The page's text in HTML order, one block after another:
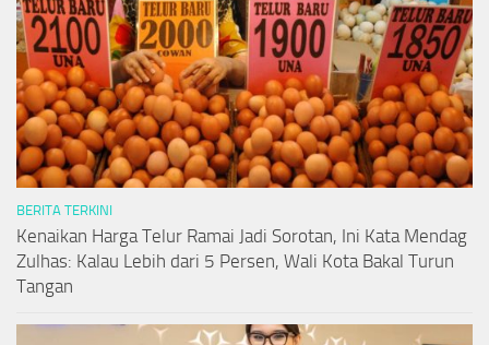
BERITA TERKINI
Kenaikan Harga Telur Ramai Jadi Sorotan, Ini Kata Mendag
Zulhas: Kalau Lebih dari 5 Persen, Wali Kota Bakal Turun
Tangan